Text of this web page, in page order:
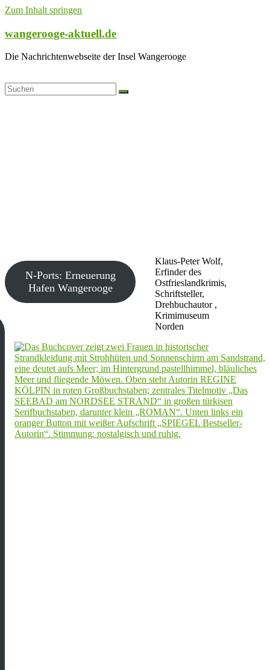
Zum Inhalt springen
wangerooge-aktuell.de
Die Nachrichtenwebseite der Insel Wangerooge
Klaus-Peter Wolf,
Erfinder des
Ostfrieslandkrimis,
Schriftsteller,
Drehbuchautor ,
Krimimuseum
Norden
N-Ports: Erneuerung
Hafen Wangerooge